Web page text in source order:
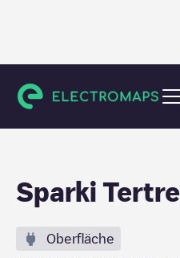
Saint-Ghislain
Sparki Tertre
Oberfläche